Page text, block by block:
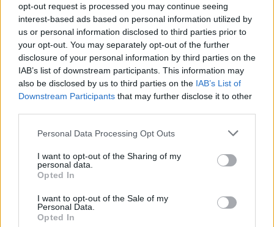
opt-out request is processed you may continue seeing
interest-based ads based on personal information utilized by
us or personal information disclosed to third parties prior to
your opt-out. You may separately opt-out of the further
disclosure of your personal information by third parties on the
IAB’s list of downstream participants. This information may
also be disclosed by us to third parties on the IAB’s List of
Downstream Participants that may further disclose it to other
Personal Data Processing Opt Outs
I want to opt-out of the Sharing of my
personal data.
Opted In
I want to opt-out of the Sale of my
Personal Data.
Opted In
Akkumulátor
150 milliárd eurót bukhat Európa, ha
nem szabadul a kínai akkumulátoroktól
2,4 millió eurós programba kezdtek a
németek, hogy lekörözzék a kínai LFP-
gyártókat